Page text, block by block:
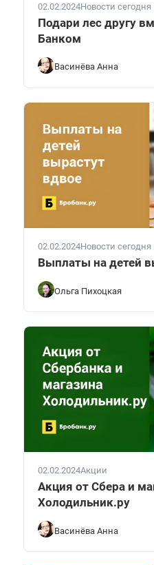
02.02.2024Новости сегодня
Подари лес другу
Банком
Васинёва Анна
02.02.2024Новости сегодня
Выплаты на детей
Ольга Пихоцкая
02.02.2024Акции
Акция от Сбера и
Холодильник.ру
Васинёва Анна